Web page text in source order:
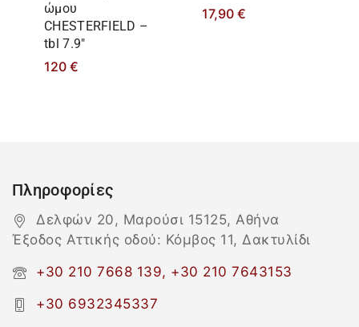
ώμου
CHESTERFIELD –
tbl 7.9″
120 €
17,90 €
Πληροφορίες
Δελφών 20, Μαρούσι 15125, Αθήνα
Έξοδος Αττικής οδού: Κόμβος 11, Δακτυλίδι
+30 210 7668 139, +30 210 7643153
+30 6932345337